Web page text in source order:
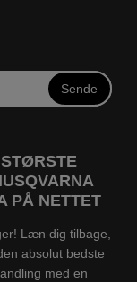
Sende
PÅ NETTET
Læn dig tilbage,
absolut bedste
med en